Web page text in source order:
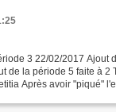
3 22/02/2017 Ajout
de la période 5 faite à 2
Après avoir "piqué"